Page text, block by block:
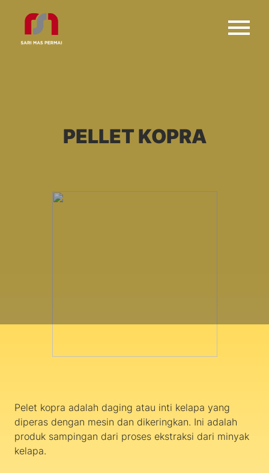
PELLET KOPRA
Pelet kopra adalah daging atau inti kelapa yang
diperas dengan mesin dan dikeringkan. Ini adalah
produk sampingan dari proses ekstraksi dari minyak
kelapa.